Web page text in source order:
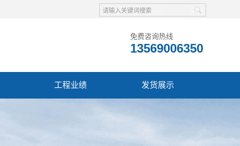
免费咨询热线
13569006350
工程业绩 发货展示